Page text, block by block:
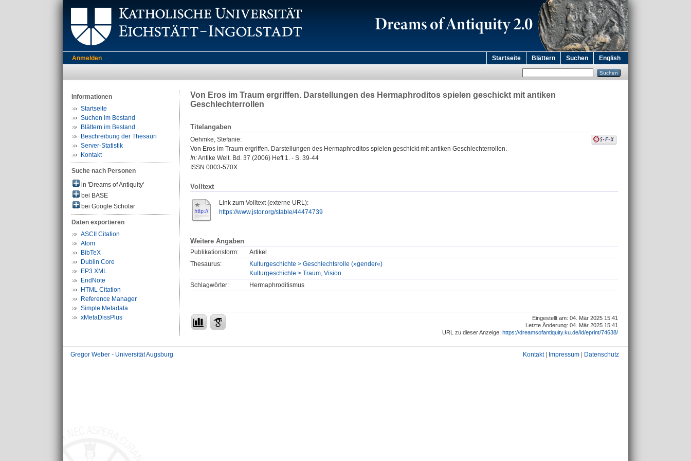
Anmelden Startseite Blättern Suchen English
Informationen
Startseite
Suchen im Bestand
Blättern im Bestand
Beschreibung der Thesauri
Server-Statistik
Kontakt
Suche nach Personen
in 'Dreams of Antiquity'
bei BASE
bei Google Scholar
Daten exportieren
ASCII Citation
Atom
BibTeX
Dublin Core
EP3 XML
EndNote
HTML Citation
Reference Manager
Simple Metadata
xMetaDissPlus
Von Eros im Traum ergriffen. Darstellungen des Hermaphroditos spielen geschickt mit antiken
Geschlechterrollen
Titelangaben
Oehmke, Stefanie:
Von Eros im Traum ergriffen. Darstellungen des Hermaphroditos spielen geschickt mit antiken Geschlechterrollen.
In:Antike Welt. Bd. 37 (2006) Heft 1. - S. 39-44
ISSN 0003-570X
Volltext
Link zum Volltext (externe URL):
https://www.jstor.org/stable/44474739
Weitere Angaben
Publikationsform:
Artikel
Thesaurus:
Kulturgeschichte > Geschlechtsrolle (»gender«)
Kulturgeschichte > Traum, Vision
Schlagwörter:
Hermaphroditismus
Eingestellt am: 04. Mär 2025 15:41
Letzte Änderung: 04. Mär 2025 15:41
URL zu dieser Anzeige: https://dreamsofantiquity.ku.de/id/eprint/74638/
Gregor Weber - Universität Augsburg Kontakt| Impressum Datenschutz